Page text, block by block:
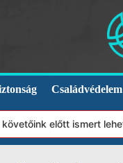
Családvédelem
előtt ismert lehet,